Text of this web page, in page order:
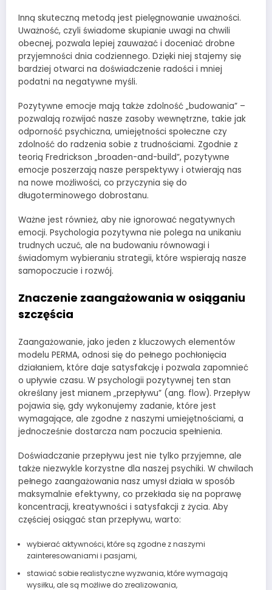
Inną skuteczną metodą jest pielęgnowanie uważności.
Uważność, czyli świadome skupianie uwagi na chwili
obecnej, pozwala lepiej zauważać i doceniać drobne
przyjemności dnia codziennego. Dzięki niej stajemy się
bardziej otwarci na doświadczenie radości i mniej
podatni na negatywne myśli.
Pozytywne emocje mają także zdolność „budowania” –
pozwalają rozwijać nasze zasoby wewnętrzne, takie jak
odporność psychiczna, umiejętności społeczne czy
zdolność do radzenia sobie z trudnościami. Zgodnie z
teorią Fredrickson „broaden-and-build”, pozytywne
emocje poszerzają nasze perspektywy i otwierają nas
na nowe możliwości, co przyczynia się do
długoterminowego dobrostanu.
Ważne jest również, aby nie ignorować negatywnych
emocji. Psychologia pozytywna nie polega na unikaniu
trudnych uczuć, ale na budowaniu równowagi i
świadomym wybieraniu strategii, które wspierają nasze
samopoczucie i rozwój.
Znaczenie zaangażowania w osiąganiu
szczęścia
Zaangażowanie, jako jeden z kluczowych elementów
modelu PERMA, odnosi się do pełnego pochłonięcia
działaniem, które daje satysfakcję i pozwala zapomnieć
o upływie czasu. W psychologii pozytywnej ten stan
określany jest mianem „przepływu” (ang. flow). Przepływ
pojawia się, gdy wykonujemy zadanie, które jest
wymagające, ale zgodne z naszymi umiejętnościami, a
jednocześnie dostarcza nam poczucia spełnienia.
Doświadczanie przepływu jest nie tylko przyjemne, ale
także niezwykle korzystne dla naszej psychiki. W chwilach
pełnego zaangażowania nasz umysł działa w sposób
maksymalnie efektywny, co przekłada się na poprawę
koncentracji, kreatywności i satysfakcji z życia. Aby
częściej osiągać stan przepływu, warto:
wybierać aktywności, które są zgodne z naszymi
zainteresowaniami i pasjami,
stawiać sobie realistyczne wyzwania, które wymagają
wysiłku, ale są możliwe do zrealizowania,